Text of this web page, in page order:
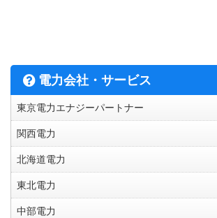
電力会社・サービス
東京電力エナジーパートナー
関西電力
北海道電力
東北電力
中部電力